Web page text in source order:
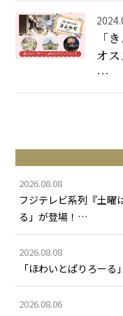
2026.08.08
フジテレビ系列『土曜
る」が登場！…
2026.08.08
「ほわいとぱりろー
2026.08.06
「
オ
…